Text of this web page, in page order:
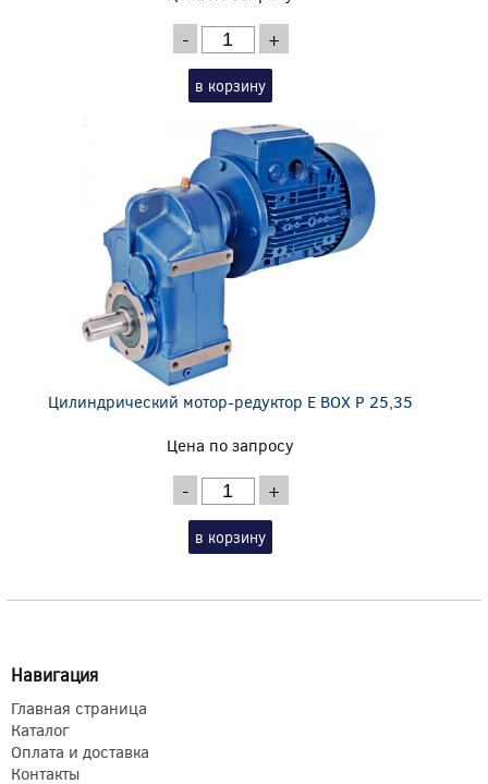
- +
в корзину
Цилиндрический мотор-редуктор E BOX P 25,35
Цена по запросу
- +
в корзину
Навигация
Главная страница
Каталог
Оплата и доставка
Контакты